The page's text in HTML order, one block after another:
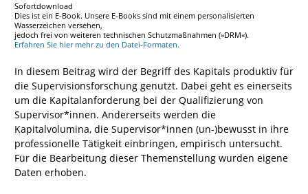
Sofortdownload
Dies ist ein E-Book. Unsere E-Books sind mit einem personalisierten
Wasserzeichen versehen,
jedoch frei von weiteren technischen Schutzmaßnahmen (»DRM«).
Erfahren Sie hier mehr zu den Datei-Formaten.
In diesem Beitrag wird der Begriff des Kapitals produktiv für
die Supervisionsforschung genutzt. Dabei geht es einerseits
um die Kapitalanforderung bei der Qualifizierung von
Supervisor*innen. Andererseits werden die
Kapitalvolumina, die Supervisor*innen (un-)bewusst in ihre
professionelle Tätigkeit einbringen, empirisch untersucht.
Für die Bearbeitung dieser Themenstellung wurden eigene
Daten erhoben.